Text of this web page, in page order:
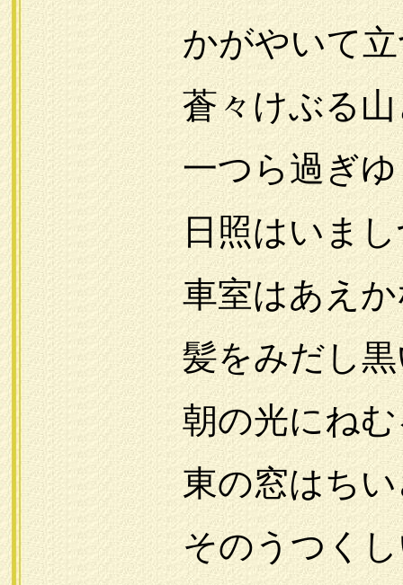
かがやいて立つ
蒼々けぶる山
一つら過ぎゆく
日照はいましづ
車室はあえかな
髪をみだし黒い
朝の光にねむる
東の窓はちいさ
そのうつくしい